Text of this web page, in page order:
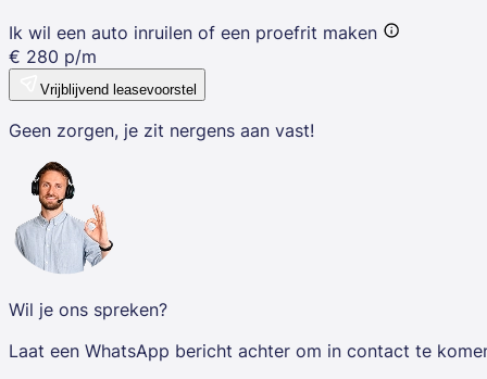
Ik wil een auto inruilen of een proefrit maken
€ 280 p/m
Vrijblijvend leasevoorstel
Geen zorgen, je zit nergens aan vast!
Wil je ons spreken?
Laat een WhatsApp bericht achter om in contact te